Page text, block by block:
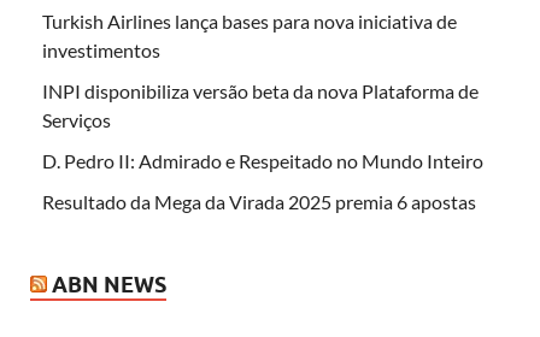
Turkish Airlines lança bases para nova iniciativa de
investimentos
INPI disponibiliza versão beta da nova Plataforma de
Serviços
D. Pedro II: Admirado e Respeitado no Mundo Inteiro
Resultado da Mega da Virada 2025 premia 6 apostas
ABN NEWS